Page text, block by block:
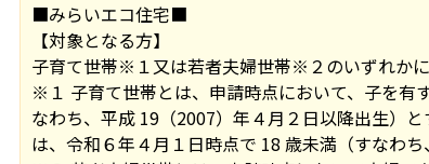
■みらいエコ住宅■
【対象となる方】
子育て世帯※１又は若者夫婦世帯※２のいずれか
※１ 子育て世帯とは、申請時点において、子を有
なわち、平成 19（2007）年４月２日以降出生）
は、令和６年４月１日時点で 18 歳未満（すなわ